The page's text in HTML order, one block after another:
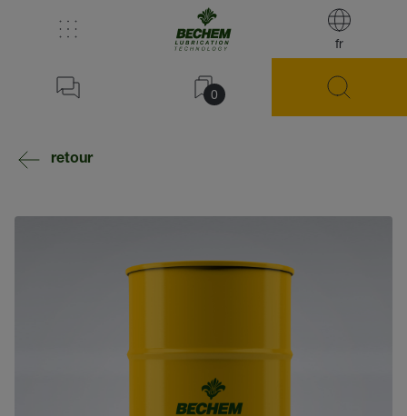
fr
0
retour